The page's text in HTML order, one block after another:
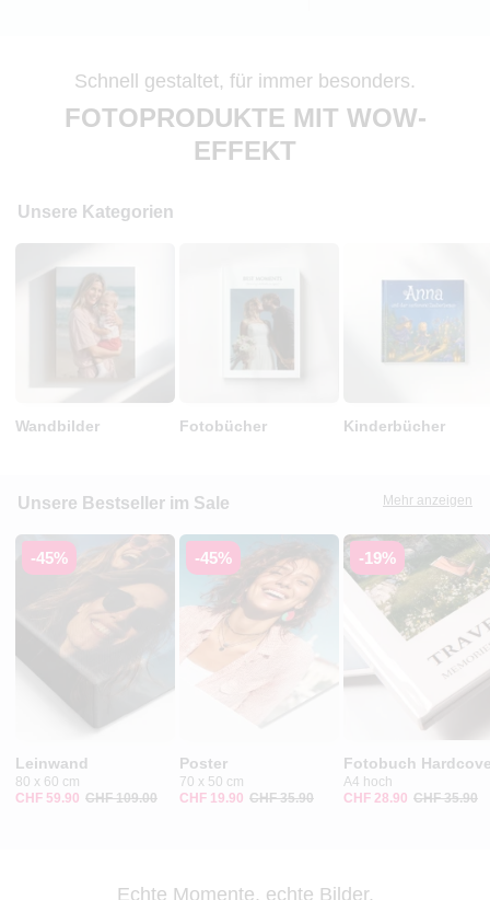
Schnell gestaltet, für immer besonders.
FOTOPRODUKTE MIT WOW-
EFFEKT
Unsere Kategorien
Wandbilder Fotobücher Kinderbücher
Unsere Bestseller im Sale Mehr anzeigen
-45%
Leinwand
80 x 60 cm
CHF 59.90 CHF 109.00
-45%
Poster
70 x 50 cm
CHF 19.90 CHF 35.90
-19%
Fotobuch
A4 hoch
CHF 28.90 CHF 35.90
Echte Momente, echte Bilder.